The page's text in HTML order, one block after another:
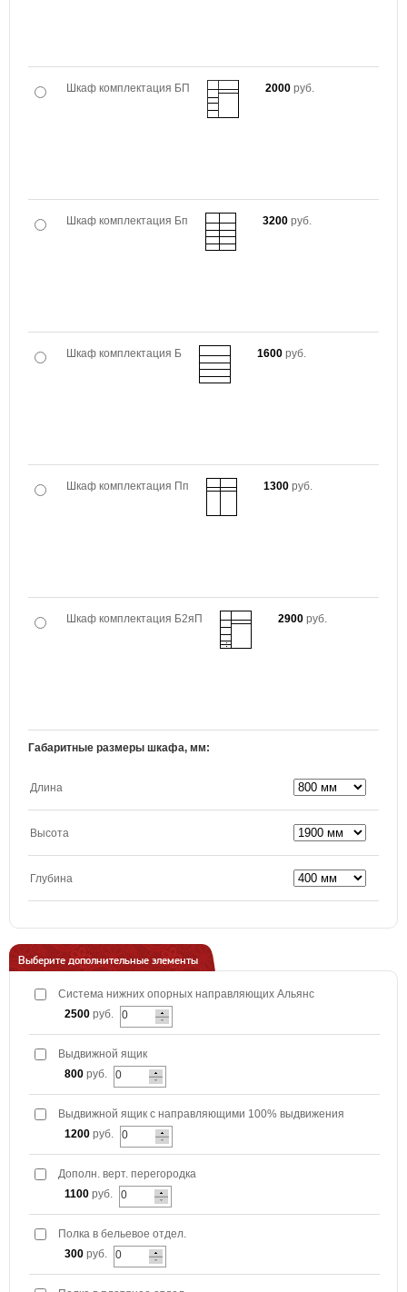
Шкаф комплектация БП 2000 руб.
Шкаф комплектация Бп 3200 руб.
Шкаф комплектация Б 1600 руб.
Шкаф комплектация Пп 1300 руб.
Шкаф комплектация Б2яП 2900 руб.
Габаритные размеры шкафа, мм:
Длина
Высота
Глубина
Выберите дополнительные элементы
Система нижних опорных направляющих Альянс
2500 руб.
Выдвижной ящик
800 руб.
Выдвижной ящик с направляющими 100% выдвижения
1200 руб.
Дополн. верт. перегородка
1100 руб.
Полка в бельевое отдел.
300 руб.